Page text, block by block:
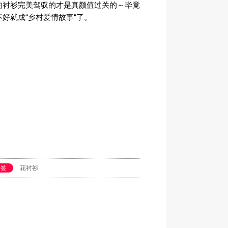
衬衫完美驾驭的才是真颜值过关的～毕竟
好就成“乡村爱情故事“了。
花衬衫